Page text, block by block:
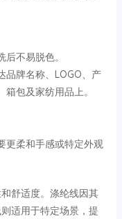
不易脱色。
品牌名称、LOGO、产
包及家纺用品上。
更柔和手感或特定外观
舒适度。涤纶线因其
适用于特定场景，提